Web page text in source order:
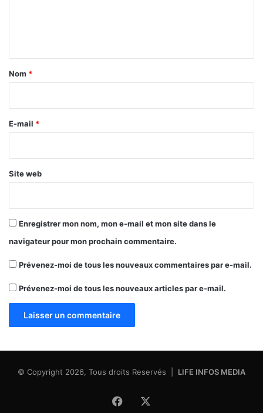
a
e
Nom *
E-mail *
Site web
Enregistrer mon nom, mon e-mail et mon site dans le
navigateur pour mon prochain commentaire.
Prévenez-moi de tous les nouveaux commentaires par e-mail.
Prévenez-moi de tous les nouveaux articles par e-mail.
© Copyright 2026, Tous droits Reservés | LIFE INFOS MEDIA
Facebook